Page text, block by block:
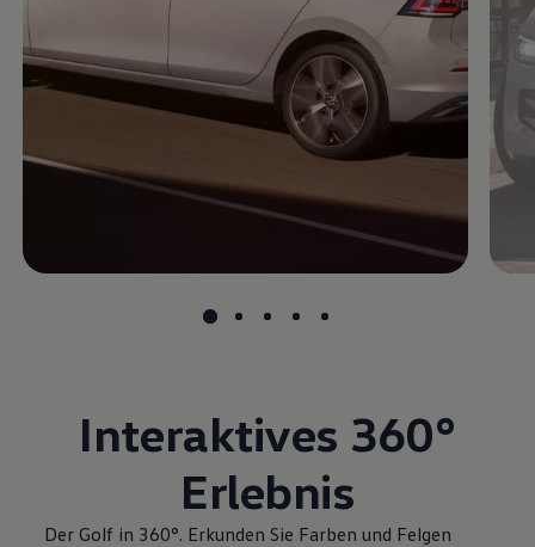
Interaktives 360°
Erlebnis
Der Golf in 360°. Erkunden Sie Farben und Felgen